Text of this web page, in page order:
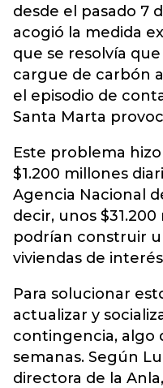
desde el pasado 7
acogió la medida
que se resolvía
cargue de carbón
el episodio de
Santa Marta
Este problema
$1.200 millones
Agencia Nacional
decir, unos
podrían construir
viviendas de
Para solucionar
actualizar y
contingencia, algo
semanas. Según
directora de la